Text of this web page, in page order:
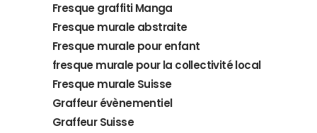
Fresque graffiti Manga
Fresque murale abstraite
Fresque murale pour enfant
fresque murale pour la collectivité local
Fresque murale Suisse
Graffeur évènementiel
Graffeur Suisse